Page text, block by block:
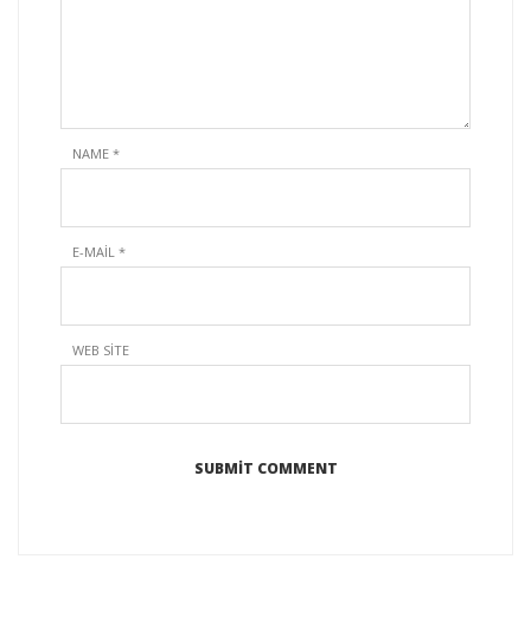
NAME *
E-MAIL *
WEB SITE